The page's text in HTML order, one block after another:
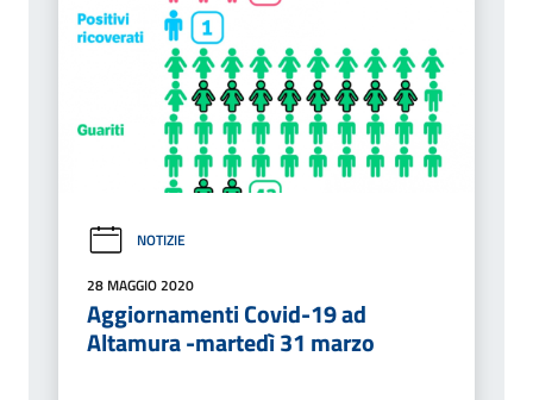
NOTIZIE
28 MAGGIO 2020
Aggiornamenti Covid-19 ad
Altamura -martedì 31 marzo